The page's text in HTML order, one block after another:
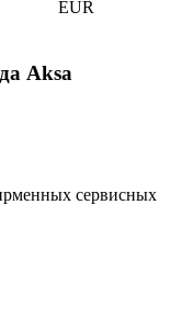
EUR
Aksa
сервисных